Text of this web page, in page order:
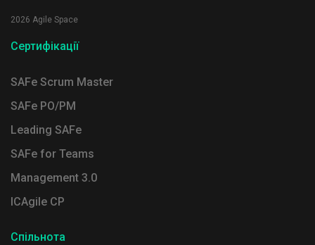
2026 Agile Space
Сертифікації
SAFe Scrum Master
SAFe PO/PM
Leading SAFe
SAFe for Teams
Management 3.0
ICAgile CP
Спільнота